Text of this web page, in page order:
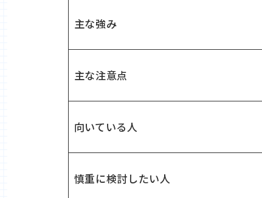
主な強み
主な注意点
向いている人
慎重に検討したい人